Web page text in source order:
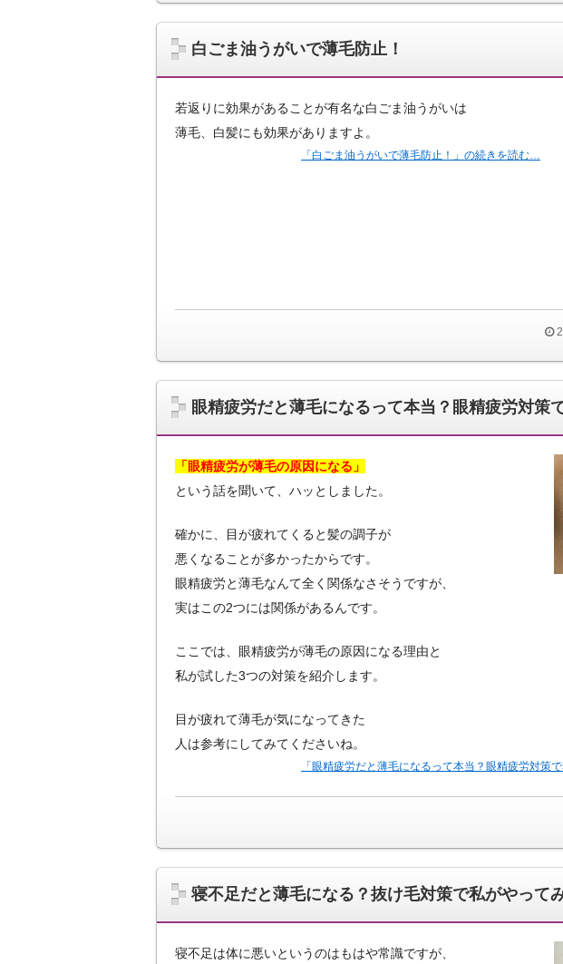
白ごま油うがいで薄毛防止！
若返りに効果があることが有名な白ごま油うがいは
薄毛、白髪にも効果がありますよ。
「白ごま油うがいで薄毛防止！」の続きを読む…
眼精疲労だと薄毛になるって本当？眼精疲労対策
「眼精疲労が薄毛の原因になる」
という話を聞いて、ハッとしました。
確かに、目が疲れてくると髪の調子が
悪くなることが多かったからです。
眼精疲労と薄毛なんて全く関係なさそうですが、
実はこの2つには関係があるんです。
ここでは、眼精疲労が薄毛の原因になる理由と
私が試した3つの対策を紹介します。
目が疲れて薄毛が気になってきた
人は参考にしてみてくださいね。
「眼精疲労だと薄毛になるって本当？眼精疲労対策
寝不足だと薄毛になる？抜け毛対策で私がやって
寝不足は体に悪いというのはもはや常識ですが、